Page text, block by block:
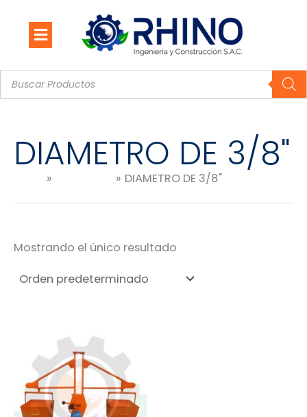
contenido
Búsqueda
de
productos
DIAMETRO DE 3/8"
DIAMETRO DE 3/8"
Mostrando el único resultado